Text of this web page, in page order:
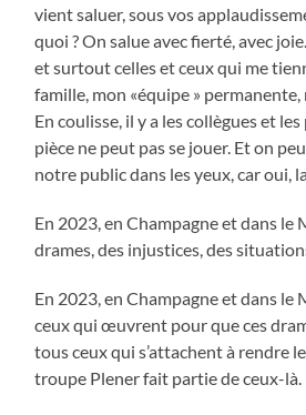
vient saluer, sous vos
quoi ? On salue avec fierté, avec
et surtout celles et ceux qui me
famille, mon «équipe » permanente,
En coulisse, il y a les collègues et
pièce ne peut pas se jouer. Et on
notre public dans les yeux, car oui,
En 2023, en Champagne et dans le
drames, des injustices, des
En 2023, en Champagne et dans le
ceux qui œuvrent pour que ces
tous ceux qui s’attachent à rendre
troupe Plener fait partie de ceux-là.